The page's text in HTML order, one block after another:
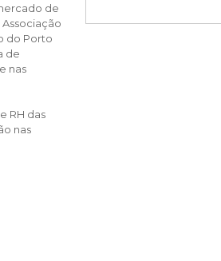
de
do Porto
de
nas
RH das
nas